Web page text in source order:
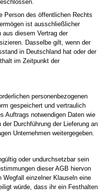
Person des öffentlichen Rechts
ist ausschließlicher
diesem Vertrag der
. Dasselbe gilt, wenn der
in Deutschland hat oder der
im Zeitpunkt der
personenbezogenen
gespeichert und vertraulich
Auftrags notwendigen Daten wie
Durchführung der Lieferung an
Unternehmen weitergegeben.
oder undurchsetzbar sein
dieser AGB hiervon
einzelner Klauseln eine
würde, dass ihr ein Festhalten